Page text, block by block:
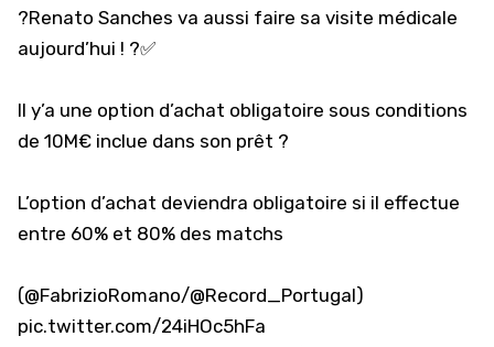
?Renato Sanches va aussi faire sa visite médicale
aujourd’hui ! ?✅
Il y’a une option d’achat obligatoire sous conditions
de 10M€ inclue dans son prêt ?
L’option d’achat deviendra obligatoire si il effectue
entre 60% et 80% des matchs
(@FabrizioRomano/@Record_Portugal)
pic.twitter.com/24iHOc5hFa